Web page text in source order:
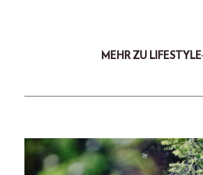
MEHR ZU LIFESTYLE